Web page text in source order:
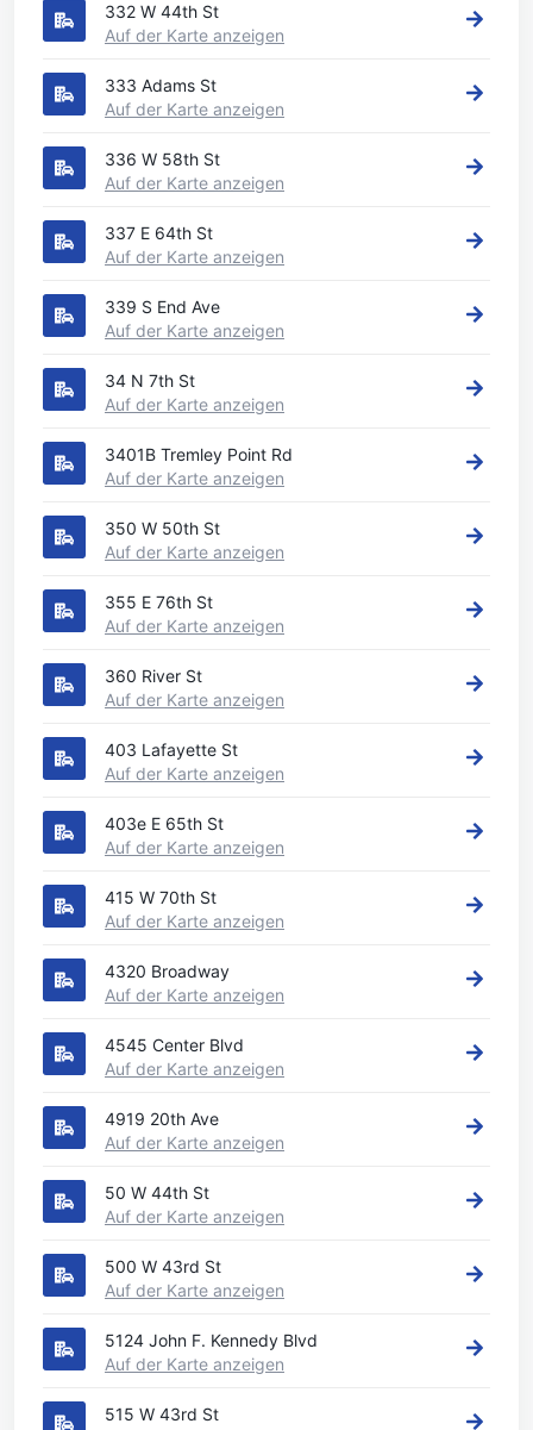
332 W 44th St
Auf der Karte anzeigen
333 Adams St
Auf der Karte anzeigen
336 W 58th St
Auf der Karte anzeigen
337 E 64th St
Auf der Karte anzeigen
339 S End Ave
Auf der Karte anzeigen
34 N 7th St
Auf der Karte anzeigen
3401B Tremley Point Rd
Auf der Karte anzeigen
350 W 50th St
Auf der Karte anzeigen
355 E 76th St
Auf der Karte anzeigen
360 River St
Auf der Karte anzeigen
403 Lafayette St
Auf der Karte anzeigen
403e E 65th St
Auf der Karte anzeigen
415 W 70th St
Auf der Karte anzeigen
4320 Broadway
Auf der Karte anzeigen
4545 Center Blvd
Auf der Karte anzeigen
4919 20th Ave
Auf der Karte anzeigen
50 W 44th St
Auf der Karte anzeigen
500 W 43rd St
Auf der Karte anzeigen
5124 John F. Kennedy Blvd
Auf der Karte anzeigen
515 W 43rd St